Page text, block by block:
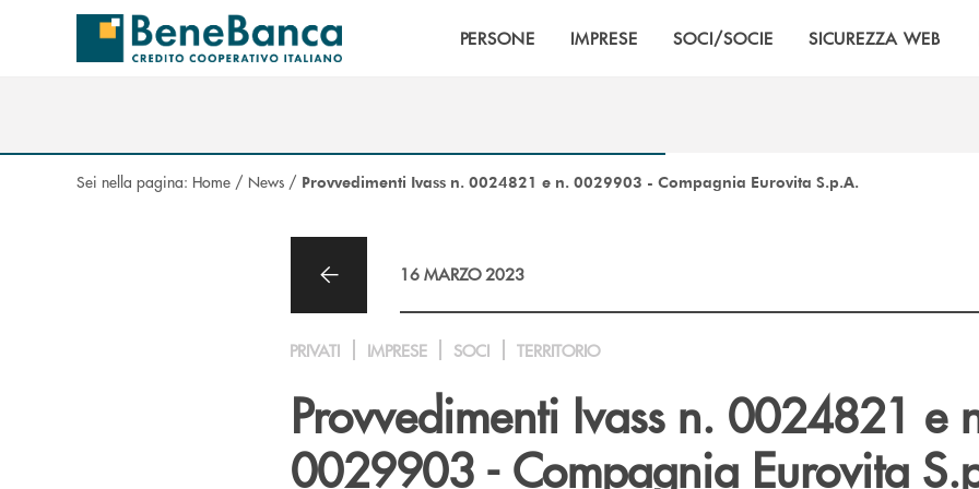
Salta al contenuto principale
PERSONE IMPRESE SOCI/SOCIE SICUREZZA WEB
Sei nella pagina: Home / News / Provvedimenti Ivass n. 0024821 e n. 0029903 - Compagnia Eurovita S.p.A.
16 MARZO 2023
PRIVATI IMPRESE SOCI TERRITORIO
Provvedimenti Ivass n. 0024821 e
0029903 - Compagnia Eurovita